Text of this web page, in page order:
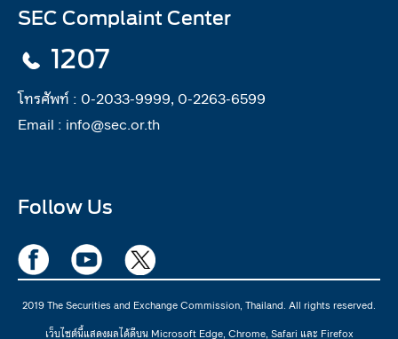
SEC Complaint Center
1207
โทรศัพท์ : 0-2033-9999, 0-2263-6599
Email : info@sec.or.th
Follow Us
2019 The Securities and Exchange Commission, Thailand. All rights reserved.
เว็บไซต์นี้แสดงผลได้ดีบน Microsoft Edge, Chrome, Safari และ Firefox